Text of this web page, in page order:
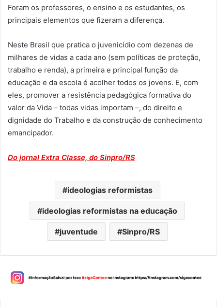
Foram os professores, o ensino e os estudantes, os
principais elementos que fizeram a diferença.
Neste Brasil que pratica o juvenicídio com dezenas de
milhares de vidas a cada ano (sem políticas de proteção,
trabalho e renda), a primeira e principal função da
educação e da escola é acolher todos os jovens. E, com
eles, promover a resistência pedagógica formativa do
valor da Vida – todas vidas importam –, do direito e
dignidade do Trabalho e da construção de conhecimento
emancipador.
Do jornal Extra Classe, do Sinpro/RS
ideologias reformistas
ideologias reformistas na educação
juventude Sinpro/RS